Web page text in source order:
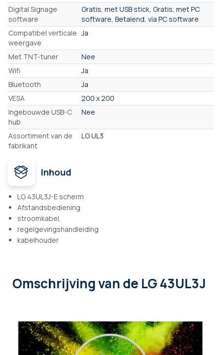
Digital Signage
software
Gratis, met USB stick, Gratis, met PC
software, Betalend, via PC software
Compatibel verticale
weergave
Ja
Met TNT-tuner
Nee
Wifi
Ja
Bluetooth
Ja
VESA
200 x 200
Ingebouwde USB-C
hub
Nee
Assortiment van de
fabrikant
LG UL3
Inhoud
LG 43UL3J-E scherm
Afstandsbediening
stroomkabel,
regelgevingshandleiding
kabelhouder
Omschrijvingvan de LG 43UL3J